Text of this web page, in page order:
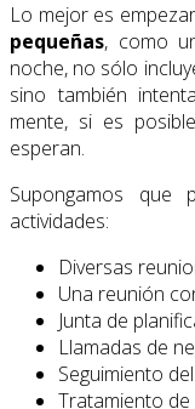
Lo mejor es
pequeñas, como
noche, no sólo
sino también
mente, si es
esperan.
Supongamos que
actividades:
Diversas
Una reunión
Junta de
Llamadas de
Seguimiento
Tratamiento